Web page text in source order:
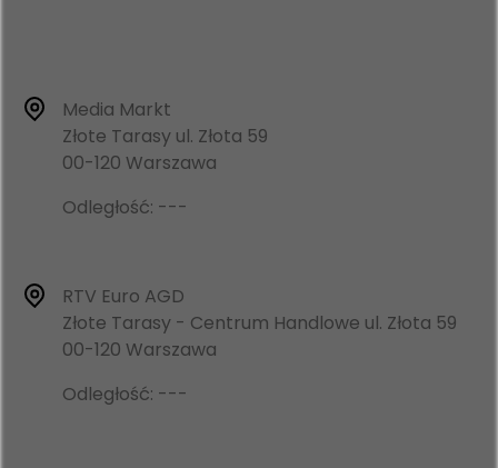
Media Markt
Złote Tarasy ul. Złota 59
00-120 Warszawa
Odległość: ---
RTV Euro AGD
Złote Tarasy - Centrum Handlowe ul. Złota 59
00-120 Warszawa
Odległość: ---